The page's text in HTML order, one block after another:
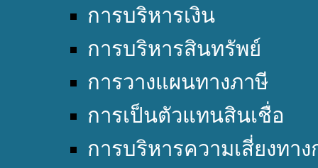
การบริหารเงิน
การบริหารสินทรัพย์
การวางแผนทางภาษี
การเป็นตัวแทนสินเชื่อ
การบริหารความเสี่ยงทาง